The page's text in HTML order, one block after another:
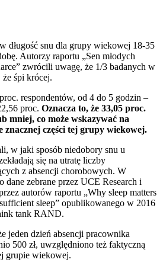
długość snu dla grupy wiekowej 18-35
Autorzy raportu „Sen młodych
zwrócili uwagę, że 1/3 badanych w
że śpi krócej.
respondentów, od 4 do 5 godzin –
proc. Oznacza to, że 33,05 proc.
mniej, co może wskazywać na
znacznej części tej grupy wiekowej.
w jaki sposób niedobory snu u
się na utratę liczby
z absencji chorobowych. W
dane zebrane przez UCE Research i
autorów raportu „Why sleep matters
sleep” opublikowanego w 2016
tank RAND.
jeden dzień absencji pracownika
500 zł, uwzględniono też faktyczną
grupie wiekowej.